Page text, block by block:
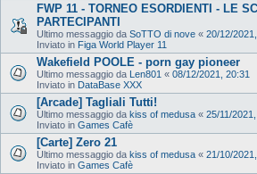
FWP 11 - TORNEO ESORDIENTI - LE
PARTECIPANTI
Ultimo messaggio da SoTTO di nove « 20/12/
Inviato in Figa World Player 11
Wakefield POOLE - porn gay pioneer
Ultimo messaggio da Len801 « 08/12/2021, 20:31
Inviato in DataBase XXX
[Arcade] Tagliali Tutti!
Ultimo messaggio da kiss of medusa « 25/11/
Inviato in Games Cafè
[Carte] Zero 21
Ultimo messaggio da kiss of medusa « 21/10/
Inviato in Games Cafè